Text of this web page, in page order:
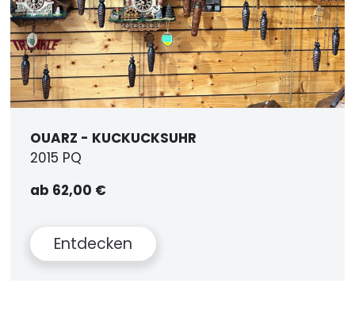
OUARZ - KUCKUCKSUHR
2015 PQ
ab 62,00 €
Entdecken